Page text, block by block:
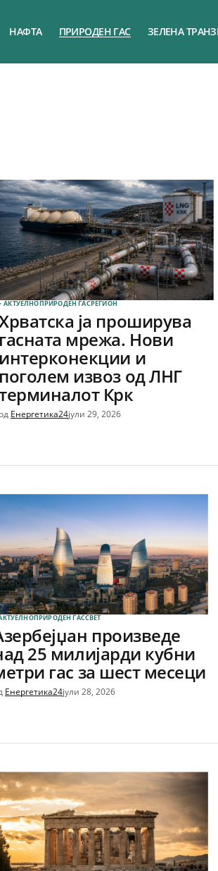
НАФТА ПРИРОДЕН ГАС ЗЕЛЕНА
АКТУЕЛНОПРИРОДЕН ГАСРЕГИОН
ја проширува
гасната мрежа. Нови
интерконекции и
поголем извоз од ЛНГ
Крк
Енергетика24јули 29, 2026
ПРИРОДЕН ГАССВЕТ
произведе
25 милијарди кубни
гас за шест месеци
Енергетика24јули 28, 2026